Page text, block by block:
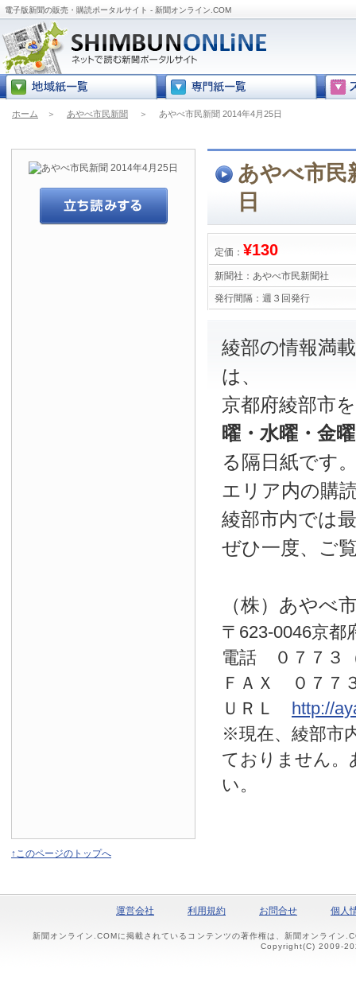
電子版新聞の販売・購読ポータルサイト - 新聞オンライン.COM
ホーム ＞ あやべ市民新聞 ＞ あやべ市民新聞 2014年4月25日
あやべ市民
日
定価： ¥130
新聞社： あやべ市民新聞社
発行間隔： 週３回発行
綾部の情報
は、
京都府綾部市
曜・水曜・金
る隔日紙です
エリア内の購
綾部市内では
ぜひ一度、ご
（株）あやべ
〒623-0046京都
電話 ０７７
ＦＡＸ ０７７
ＵＲＬ http://
※現在、綾部市
ておりません。
い。
↑このページのトップへ
運営会社 利用規約 お問合せ 個人
新聞オンライン.COMに掲載されているコンテンツの著作権は、新聞オンライン
Copyright(C) 2009-